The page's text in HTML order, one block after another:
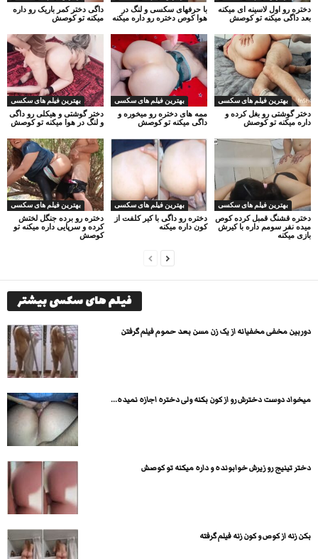
داگی دختر کمر باریک رو داره
میکنه تو کوصش
با حرفهای سکسی و لنگ در
هوا کوص دختره رو داره میکنه
دختره رو اول لاسینه ای میکنه
بعد داگی میکنه تو کوصش
بهترین فیلم های سکسی
دختر گوشتی و هیکلی رو داگی
و لنگ در هوا میکنه تو کوصش
بهترین فیلم های سکسی
ممه های دختره رو میخوره و
داگی میکنه تو کوصش
بهترین فیلم های سکسی
دختر گوشتی رو بغل کرده و
داره میکنه تو کوصش
بهترین فیلم های سکسی
دختره رو برده جنگل لختش
کرده و سرپایی داره میکنه تو
کوصش
بهترین فیلم های سکسی
دختره رو داگی با کیر کلفت از
کون داره میکنه
بهترین فیلم های سکسی
دختره قشنگ قمبل کرده کوص
میده نفر سومم داره با کیرش
بازی میکنه
فیلم های سکسی بیشتر
دوربین مخفی مخفیانه از یک زن مسن بعد حموم فیلم گرفتن
میخواد دوست دخترش رو از کون بکنه ولی دختره اجازه نمیده...
دختر تینیج رو زیرش خوابونده و داره میکنه تو کوصش
بکن زنه از کوص و کون زنه فیلم گرفته